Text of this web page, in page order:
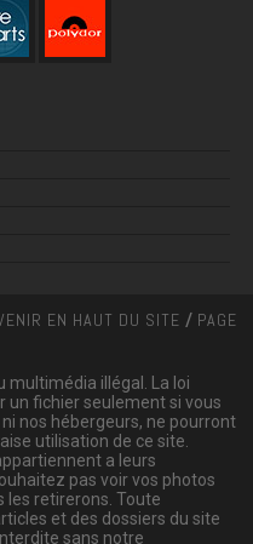
EN HAUT DU SITE / PAGE
multimédia illégal. La loi
un fichier seulement si vous
nos hébergeurs, ne pourront
utilisation de ce site.
a leurs
pas voir vos photos
les retirerons. Toute
et des dossiers du site
sans notre